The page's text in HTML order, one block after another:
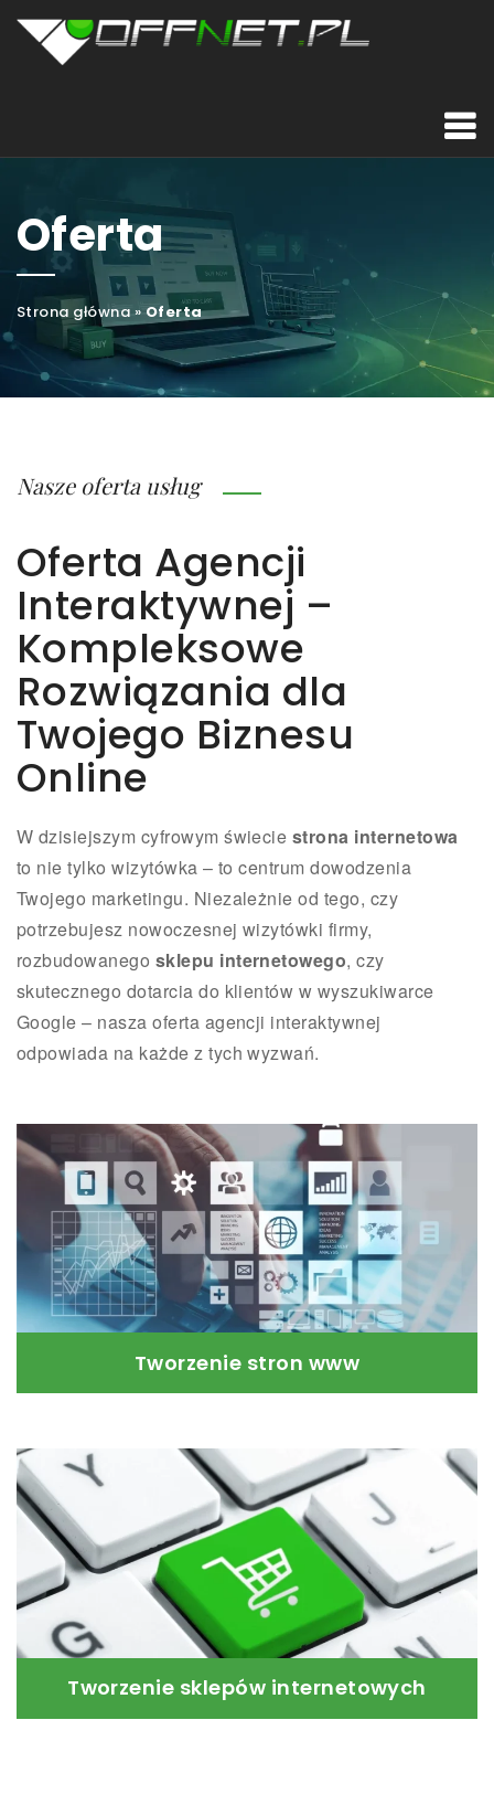
Oferta
Strona główna » Oferta
Nasze oferta usług
Oferta Agencji
Interaktywnej –
Kompleksowe
Rozwiązania dla
Twojego Biznesu
Online
W dzisiejszym cyfrowym świecie strona internetowa
to nie tylko wizytówka – to centrum dowodzenia
Twojego marketingu. Niezależnie od tego, czy
potrzebujesz nowoczesnej wizytówki firmy,
rozbudowanego sklepu internetowego, czy
skutecznego dotarcia do klientów w wyszukiwarce
Google – nasza oferta agencji interaktywnej
odpowiada na każde z tych wyzwań.
Tworzenie stron www
Tutaj zaczyna się przygoda z nieograniczonym
zasięgiem internetu. Wykorzystaj go do
osiągnięcia swoich celów.
Czytaj dalej
Tworzenie sklepów internetowych